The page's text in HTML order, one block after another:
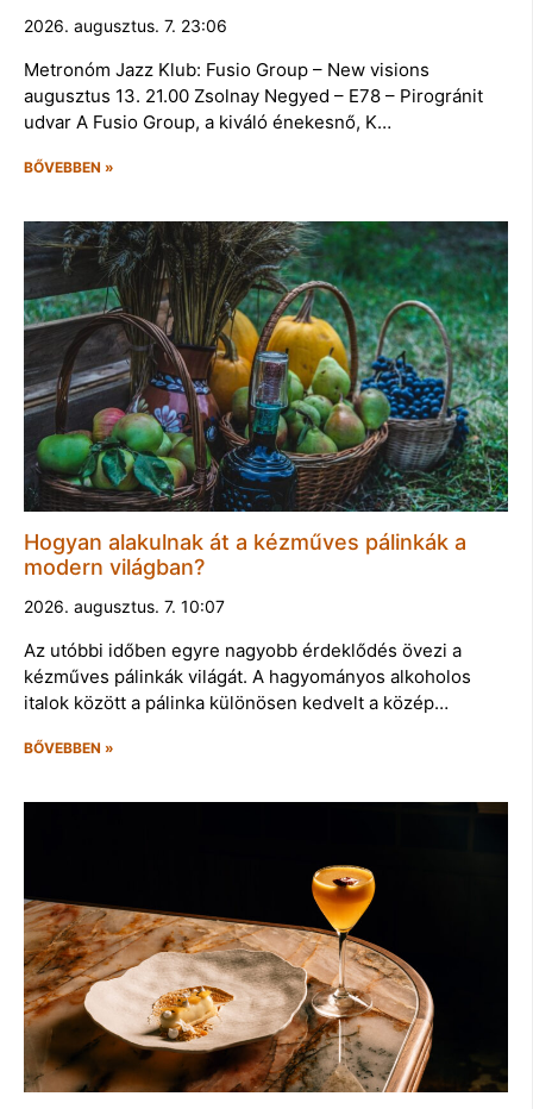
2026. augusztus. 7. 23:06
Metronóm Jazz Klub: Fusio Group – New visions
augusztus 13. 21.00 Zsolnay Negyed – E78 – Pirogránit
udvar A Fusio Group, a kiváló énekesnő, K…
BŐVEBBEN »
Hogyan alakulnak át a kézműves pálinkák a
modern világban?
2026. augusztus. 7. 10:07
Az utóbbi időben egyre nagyobb érdeklődés övezi a
kézműves pálinkák világát. A hagyományos alkoholos
italok között a pálinka különösen kedvelt a közép…
BŐVEBBEN »